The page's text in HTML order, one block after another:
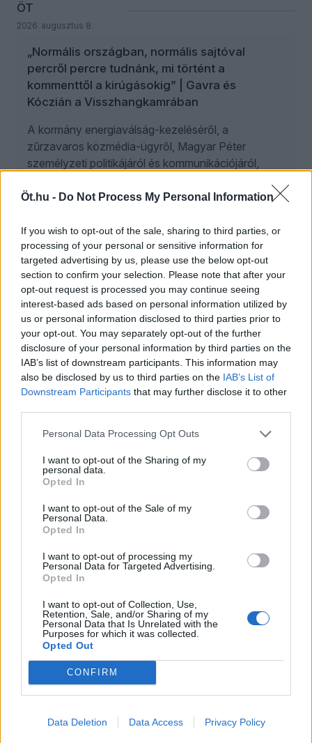
Öt.hu - Do Not Process My Personal Information
If you wish to opt-out of the sale, sharing to third parties, or
processing of your personal or sensitive information for
targeted advertising by us, please use the below opt-out
section to confirm your selection. Please note that after your
opt-out request is processed you may continue seeing
interest-based ads based on personal information utilized by
us or personal information disclosed to third parties prior to
your opt-out. You may separately opt-out of the further
disclosure of your personal information by third parties on the
IAB’s list of downstream participants. This information may
also be disclosed by us to third parties on the IAB’s List of
Downstream Participants that may further disclose it to other
Personal Data Processing Opt Outs
I want to opt-out of the Sharing of my
personal data.
Opted In
I want to opt-out of the Sale of my
Personal Data.
Opted In
I want to opt-out of processing my
Personal Data for Targeted Advertising.
Opted In
I want to opt-out of Collection, Use,
Retention, Sale, and/or Sharing of my
Personal Data that Is Unrelated with the
Purposes for which it was collected.
Opted Out
CONFIRM
Data Deletion Data Access Privacy Policy
ÖT
2026. augusztus 8.
„Normális országban, normális sajtóval
percről percre tudnánk, mi történt a
kommenttől a kirúgásokig” | Gavra és
Kóczián a Visszhangkamrában
A kormány energiaválság-kezeléséről, a
zűrzavaros közmédia-ügyről, Magyar Péter
személyzeti politikájáról és kommunikációjáról,
beszélget Gavra Gábor és Kóczián Péter a
IVÁN ILDIKÓ
2026. augusztus 8.
Az animátorkultúra vízállása
A hőkupola, az aszály és a vízhiány közepette
fellángolt a vízlépcsővita, miközben a lojális
polgárok tovább erősíthetik identitásukat, és újabb
szintre léphetnek a társadalmi társasjátékban,
számon tarthatják napi jócselekedeteiket,
leleplezhetik az ellenséget, s minderről eszmét
cserélhetnek a többi önkorlátozó polgárral.
Schiffer András: szégyen, amit Magyar Péter
kormányzás címén művel
2026. augusztus 8.
áldozata lett Bodacz Balázs? | Gavra &
Kóczián
SZARKA KÁROLY
Nyomasztói társadalom